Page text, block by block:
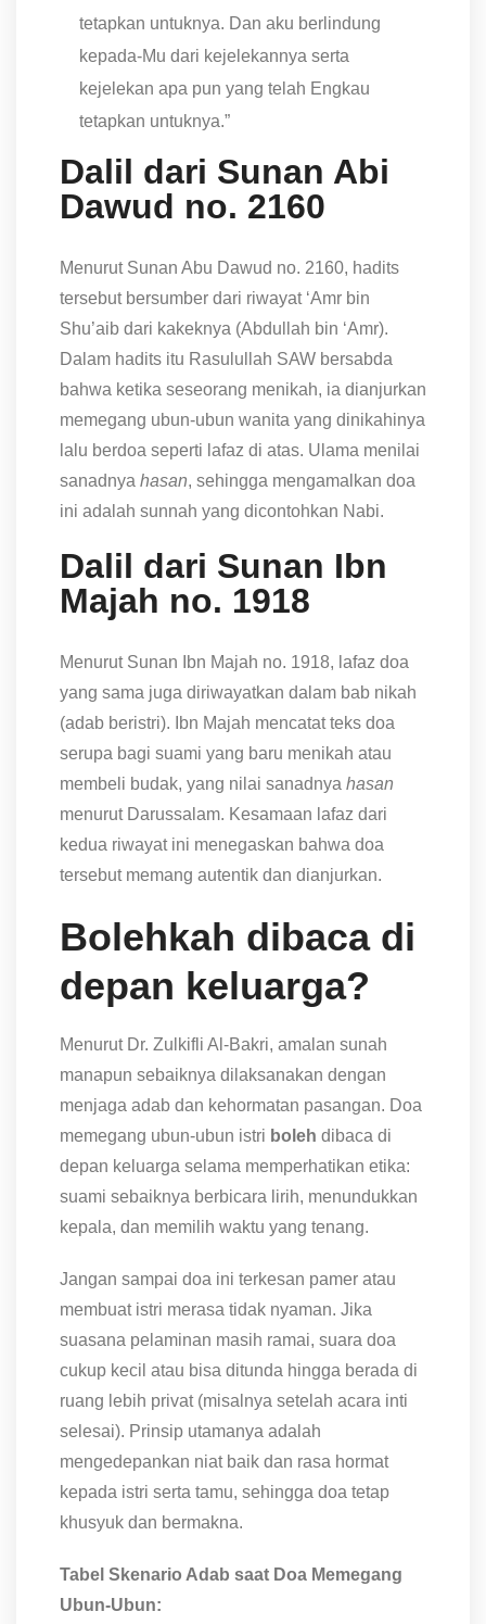
tetapkan untuknya. Dan aku berlindung
kepada-Mu dari kejelekannya serta
kejelekan apa pun yang telah Engkau
tetapkan untuknya.”
Dalil dari Sunan Abi
Dawud no. 2160
Menurut Sunan Abu Dawud no. 2160, hadits
tersebut bersumber dari riwayat ‘Amr bin
Shu’aib dari kakeknya (Abdullah bin ‘Amr).
Dalam hadits itu Rasulullah SAW bersabda
bahwa ketika seseorang menikah, ia dianjurkan
memegang ubun-ubun wanita yang dinikahinya
lalu berdoa seperti lafaz di atas. Ulama menilai
sanadnya hasan, sehingga mengamalkan doa
ini adalah sunnah yang dicontohkan Nabi.
Dalil dari Sunan Ibn
Majah no. 1918
Menurut Sunan Ibn Majah no. 1918, lafaz doa
yang sama juga diriwayatkan dalam bab nikah
(adab beristri). Ibn Majah mencatat teks doa
serupa bagi suami yang baru menikah atau
membeli budak, yang nilai sanadnya hasan
menurut Darussalam. Kesamaan lafaz dari
kedua riwayat ini menegaskan bahwa doa
tersebut memang autentik dan dianjurkan.
Bolehkah dibaca di
depan keluarga?
Menurut Dr. Zulkifli Al-Bakri, amalan sunah
manapun sebaiknya dilaksanakan dengan
menjaga adab dan kehormatan pasangan. Doa
memegang ubun-ubun istri boleh dibaca di
depan keluarga selama memperhatikan etika:
suami sebaiknya berbicara lirih, menundukkan
kepala, dan memilih waktu yang tenang.
Jangan sampai doa ini terkesan pamer atau
membuat istri merasa tidak nyaman. Jika
suasana pelaminan masih ramai, suara doa
cukup kecil atau bisa ditunda hingga berada di
ruang lebih privat (misalnya setelah acara inti
selesai). Prinsip utamanya adalah
mengedepankan niat baik dan rasa hormat
kepada istri serta tamu, sehingga doa tetap
khusyuk dan bermakna.
Tabel Skenario Adab saat Doa Memegang
Ubun-Ubun: